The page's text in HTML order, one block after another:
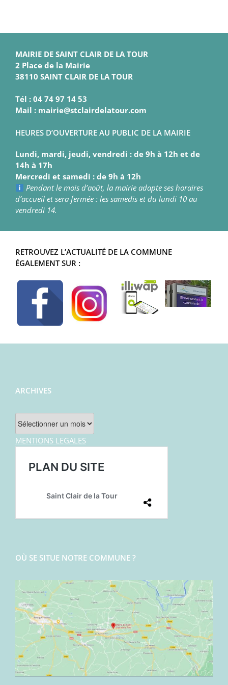
MAIRIE DE SAINT CLAIR DE LA TOUR
2 Place de la Mairie
38110 SAINT CLAIR DE LA TOUR
Tél : 04 74 97 14 53
Mail : mairie@stclairdelatour.com
HEURES D’OUVERTURE AU PUBLIC DE LA MAIRIE
Lundi, mardi, jeudi, vendredi : de 9h à 12h et de
14h à 17h
Mercredi et samedi : de 9h à 12h
Pendant le mois d’août, la mairie adapte ses horaires
d’accueil et sera fermée : les samedis et du lundi 10 au
vendredi 14.
RETROUVEZ L’ACTUALITÉ DE LA COMMUNE
ÉGALEMENT SUR :
ARCHIVES
Archives
MENTIONS LEGALES
OÙ SE SITUE NOTRE COMMUNE ?